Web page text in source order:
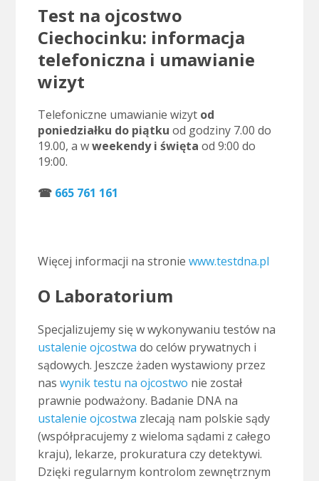
Test na ojcostwo
Ciechocinku: informacja
telefoniczna i umawianie
wizyt
Telefoniczne umawianie wizytod
poniedziałku do piątku od godziny 7.00 do
19.00, a wweekendy i święta od 9:00 do
19:00.
☎ 665 761 161
Więcej informacji na stronie www.testdna.pl
O Laboratorium
Specjalizujemy się w wykonywaniu testów na
ustalenie ojcostwa do celów prywatnych i
sądowych. Jeszcze żaden wystawiony przez
nas wynik testu na ojcostwo nie został
prawnie podważony. Badanie DNA na
ustalenie ojcostwa zlecają nam polskie sądy
(współpracujemy z wieloma sądami z całego
kraju), lekarze, prokuratura czy detektywi.
Dzięki regularnym kontrolom zewnętrznym